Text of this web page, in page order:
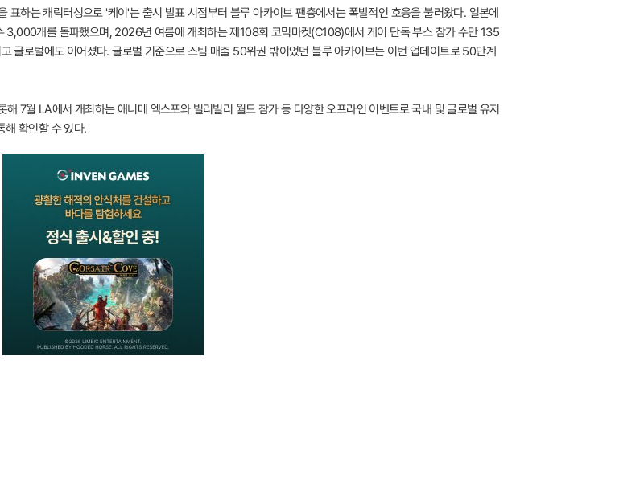
표하는 캐릭터성으로 '케이'는 출시 발표 시점부터 블루 아카이브 팬층에서는 폭발적인 호응을 불러왔다. 일본에
3,000개를 돌파했으며, 2026년 여름에 개최하는 제108회 코믹마켓(C108)에서 케이 단독 부스 참가 수만 135
글로벌에도 이어졌다. 글로벌 기준으로 스팀 매출 50위권 밖이었던 블루 아카이브는 이번 업데이트로 50단계
7월 LA에서 개최하는 애니메 엑스포와 빌리빌리 월드 참가 등 다양한 오프라인 이벤트로 국내 및 글로벌 유저
해 확인할 수 있다.